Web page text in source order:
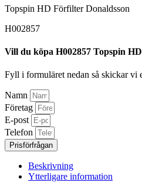
Topspin HD Förfilter Donaldsson
H002857
Vill du köpa H002857 Topspin
Fyll i formuläret nedan så skickar vi
Namn
Företag
E-post
Telefon
Prisförfrågan
Beskrivning
Ytterligare information